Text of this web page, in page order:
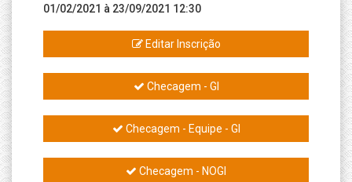
01/02/2021 à 23/09/2021 12:30
Editar Inscrição
Checagem - GI
Checagem - Equipe - GI
Checagem - NOGI